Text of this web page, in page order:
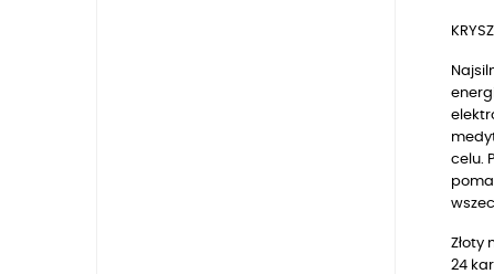
celu.
Złoty
24